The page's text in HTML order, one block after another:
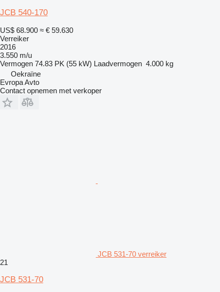
JCB 540-170
US$ 68.900 ≈ € 59.630
Verreiker
2016
3.550 m/u
Vermogen 74.83 PK (55 kW) Laadvermogen 4.000 kg
Oekraïne
Evropa Avto
Contact opnemen met verkoper
JCB 531-70 verreiker
21
JCB 531-70